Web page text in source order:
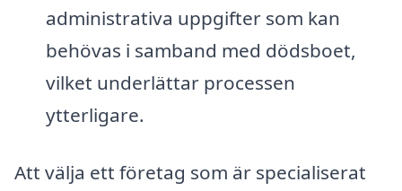
administrativa uppgifter som kan
behövas i samband med dödsboet,
vilket underlättar processen
ytterligare.
Att välja ett företag som är specialiserat